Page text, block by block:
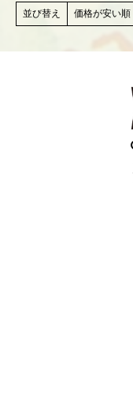
並び替え 価格が安い順